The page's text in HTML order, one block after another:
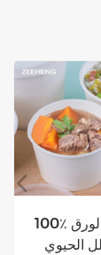
القابلة